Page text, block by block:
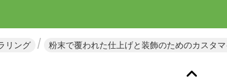
リング 粉末で覆われた仕上げと装飾のためのカスタ